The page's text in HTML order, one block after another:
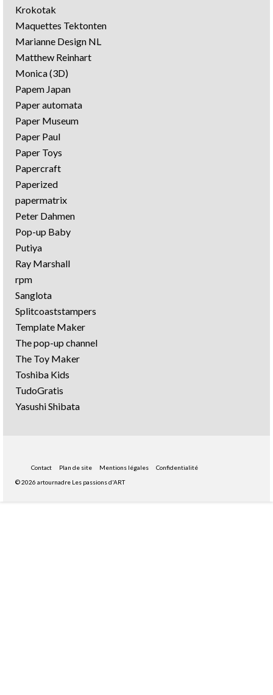
Krokotak
Maquettes Tektonten
Marianne Design NL
Matthew Reinhart
Monica (3D)
Papem Japan
Paper automata
Paper Museum
Paper Paul
Paper Toys
Papercraft
Paperized
papermatrix
Peter Dahmen
Pop-up Baby
Putiya
Ray Marshall
rpm
Sanglota
Splitcoaststampers
Template Maker
The pop-up channel
The Toy Maker
Toshiba Kids
TudoGratis
Yasushi Shibata
Contact Plan de site Mentions légales
Confidentialité
© 2026 artournadre Les passions d'ART